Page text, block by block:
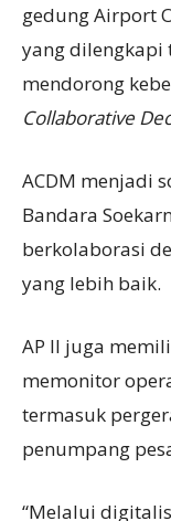
gedung Airport
yang dilengkapi
mendorong
Collaborative
ACDM menjadi
Bandara
berkolaborasi
yang lebih baik.
AP II juga
memonitor
termasuk
penumpang
“Melalui